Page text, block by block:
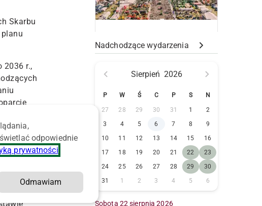
Skarbu
2036 r.,
z
Nadchodzące wydarzenia
Sierpień 2026
P W Ś C P S N
27 28 29 30 31 1
2
3
4 5 6 7 8
9
10
11 12 13 14 15
16
17
18 19 20 21 22
23
24
25 26 27 28 29
30
31
1 2 3 4 5 6
Sobota 22 sierpnia 2026
odpowiednie
prywatności
Odmawiam